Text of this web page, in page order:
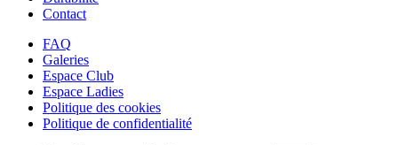
Contact
FAQ
Galeries
Espace Club
Espace Ladies
Politique des cookies
Politique de confidentialité